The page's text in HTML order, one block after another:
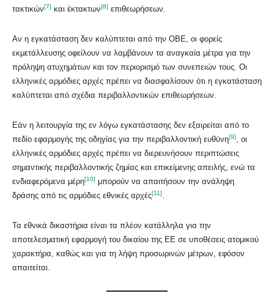
τακτικών[7] και έκτακτων[8] επιθεωρήσεων.
Αν η εγκατάσταση δεν καλύπτεται από την ΟΒΕ, οι φορείς
εκμετάλλευσης οφείλουν να λαμβάνουν τα αναγκαία μέτρα για την
πρόληψη ατυχημάτων και τον περιορισμό των συνεπειών τους. Οι
ελληνικές αρμόδιες αρχές πρέπει να διασφαλίσουν ότι η εγκατάσταση
καλύπτεται από σχέδια περιβαλλοντικών επιθεωρήσεων.
Εάν η λειτουργία της εν λόγω εγκατάστασης δεν εξαιρείται από το
πεδίο εφαρμογής της οδηγίας για την περιβαλλοντική ευθύνη[9]
, οι
ελληνικές αρμόδιες αρχές πρέπει να διερευνήσουν περιπτώσεις
σημαντικής περιβαλλοντικής ζημίας και επικείμενης απειλής, ενώ τα
ενδιαφερόμενα μέρη[10] μπορούν να απαιτήσουν την ανάληψη
δράσης από τις αρμόδιες εθνικές αρχές[11]
Τα εθνικά δικαστήρια είναι τα πλέον κατάλληλα για την
αποτελεσματική εφαρμογή του δικαίου της ΕΕ σε υποθέσεις ατομικού
χαρακτήρα, καθώς και για τη λήψη προσωρινών μέτρων, εφόσον
απαιτείται.